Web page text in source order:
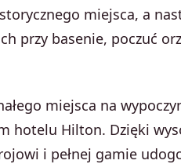
miejsca, a
przy basenie, poczuć
miejsca na
hotelu Hilton. Dzięki
i pełnej gamie